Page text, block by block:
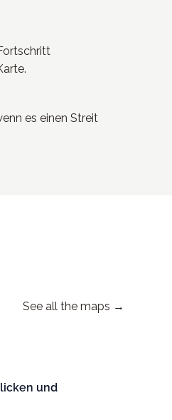
es einen Streit
See all the maps →
und